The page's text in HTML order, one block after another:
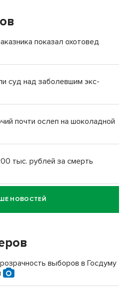
показал охотовед
суд над заболевшим экс-
почти ослеп на шоколадной
тыс. рублей за смерть
водителя за смерть
НОВОСТЕЙ
выборов в Госдуму